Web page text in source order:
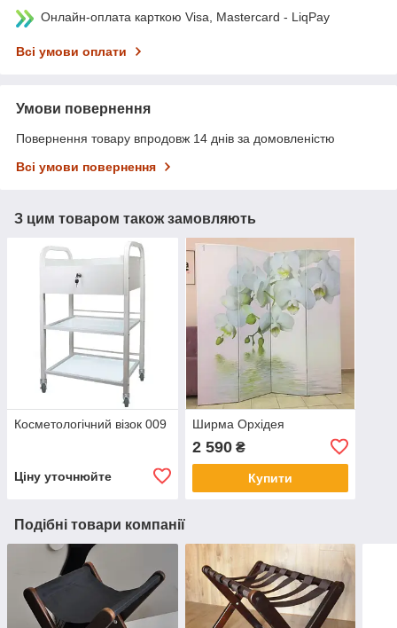
Онлайн-оплата карткою Visa, Mastercard - LiqPay
Всі умови оплати
Умови повернення
Повернення товару впродовж 14 днів за домовленістю
Всі умови повернення
З цим товаром також замовляють
Косметологічний візок 009
Ціну уточнюйте
Ширма Орхідея
2 590₴
Купити
Подібні товари компанії